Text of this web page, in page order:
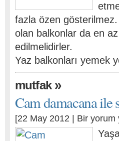
fazla özen
olan balkonlar da en
edilmelidirler.
Yaz balkonları yemek
mutfak»
Cam damacana ile
[22 May 2012 | Bir yorum